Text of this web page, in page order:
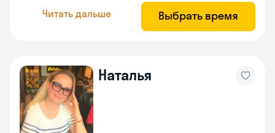
Читать дальше Выбрать время
Наталья